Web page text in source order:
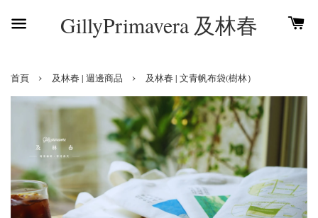
GillyPrimavera 及林春
首頁 › 及林春 | 週邊商品 › 及林春 | 文青帆布袋(樹林）